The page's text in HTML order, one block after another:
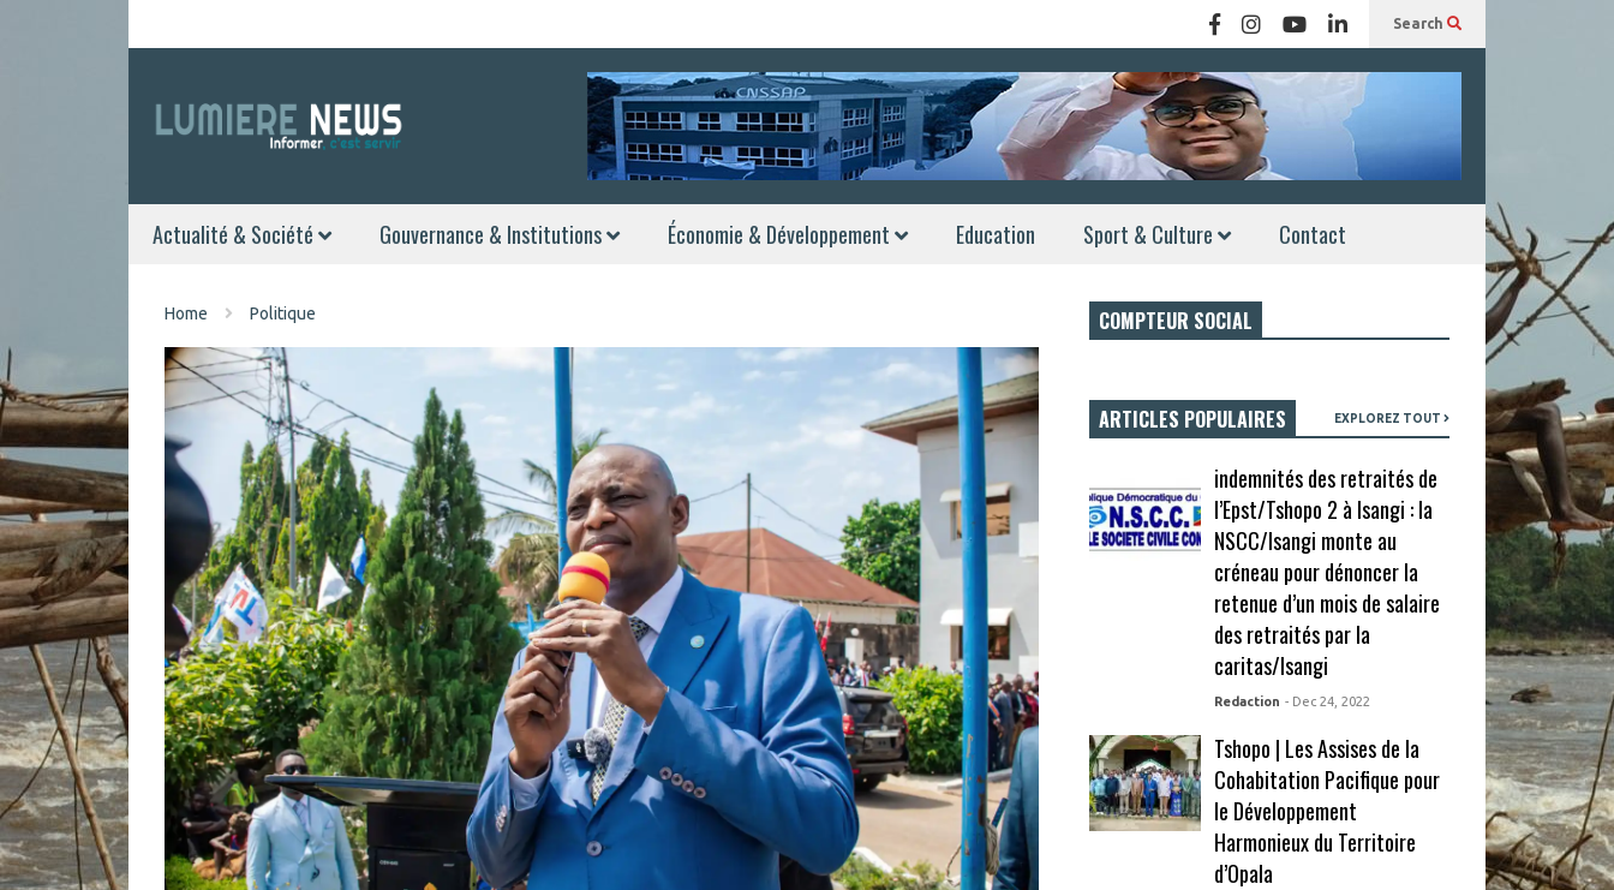
Search
Actualité & Société Gouvernance & Institutions Économie & Développement Education Sport & Culture Contact
Home Politique COMPTEUR SOCIAL
ARTICLES POPULAIRES EXPLOREZ TOUT
indemnités des retraités de
l’Epst/Tshopo 2 à Isangi : la
NSCC/Isangi monte au
créneau pour dénoncer la
retenue d’un mois de salaire
des retraités par la
caritas/Isangi
Redaction - Dec 24, 2022
Tshopo | Les Assises de la
Cohabitation Pacifique pour
le Développement
Harmonieux du Territoire
d’Opala